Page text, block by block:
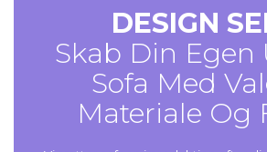
DESIGN
Skab Din Egen
Sofa Med
Materiale Og